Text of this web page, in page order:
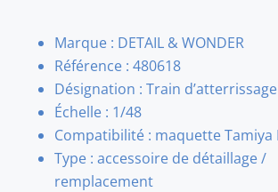
Marque : DETAIL & WONDER
Référence : 480618
Désignation : Train d’atterrissage
Échelle : 1/48
Compatibilité : maquette Tamiya
Type : accessoire de détaillage /
remplacement